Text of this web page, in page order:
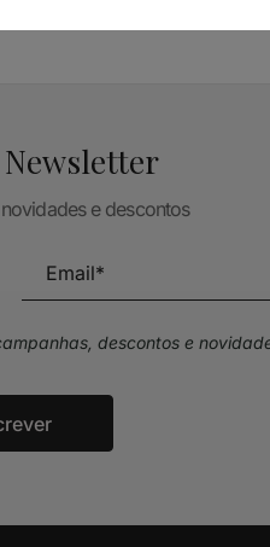
Newsletter
e descontos
descontos e